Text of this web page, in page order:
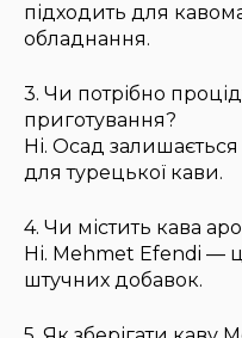
підходить для
обладнання.
3. Чи потрібно
приготування?
Ні. Осад
для турецької кави.
4. Чи містить кава
Ні. Mehmet Efendi —
штучних добавок.